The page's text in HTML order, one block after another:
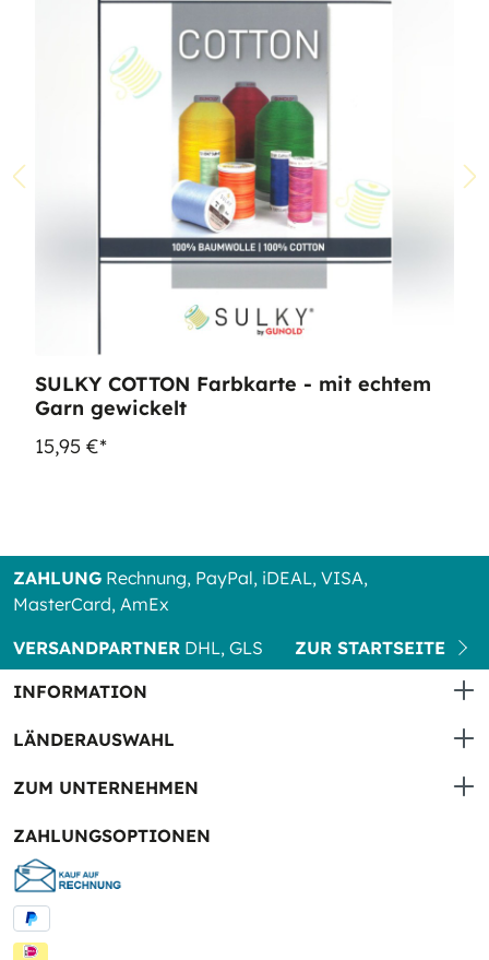
SULKY COTTON Farbkarte - mit echtem
Garn gewickelt
15,95 €*
ZAHLUNG Rechnung, PayPal, iDEAL, VISA,
MasterCard, AmEx
VERSANDPARTNER DHL, GLS
ZUR STARTSEITE
INFORMATION
LÄNDERAUSWAHL
ZUM UNTERNEHMEN
ZAHLUNGSOPTIONEN